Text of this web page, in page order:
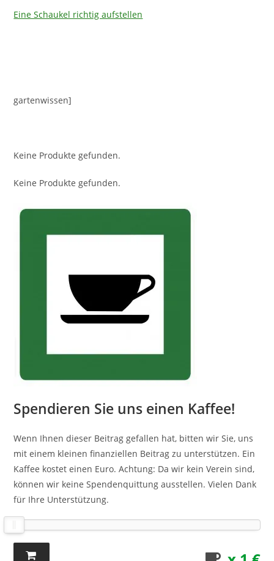
Eine Schaukel richtig aufstellen
gartenwissen]
Keine Produkte gefunden.
Keine Produkte gefunden.
Spendieren Sie uns einen Kaffee!
Wenn Ihnen dieser Beitrag gefallen hat, bitten wir Sie, uns
mit einem kleinen finanziellen Beitrag zu unterstützen. Ein
Kaffee kostet einen Euro. Achtung: Da wir kein Verein sind,
können wir keine Spendenquittung ausstellen. Vielen Dank
für Ihre Unterstützung.